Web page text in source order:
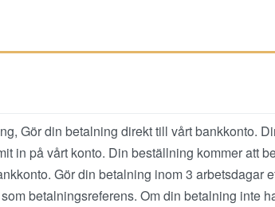
Gör din betalning direkt till vårt bankkonto.
in på vårt konto. Din beställning kommer att
Gör din betalning inom 3 arbetsdagar
betalningsreferens. Om din betalning inte